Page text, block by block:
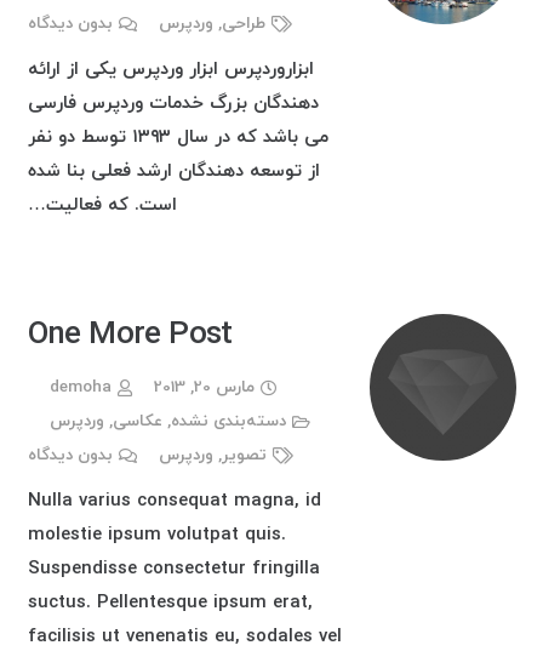
طراحی, وردپرس بدون دیدگاه
ابزاروردپرس ابزار وردپرس یکی از ارائه
دهندگان بزرگ خدمات وردپرس فارسی
می باشد که در سال ۱۳۹۳ توسط دو نفر
از توسعه دهندگان ارشد فعلی بنا شده
است. که فعالیت…
One More Post
مارس 20, 2013
demoha
دسته‌بندی نشده, عکاسی, وردپرس
تصویر, وردپرس بدون دیدگاه
Nulla varius consequat magna, id
molestie ipsum volutpat quis.
Suspendisse consectetur fringilla
suctus. Pellentesque ipsum erat,
facilisis ut venenatis eu, sodales vel